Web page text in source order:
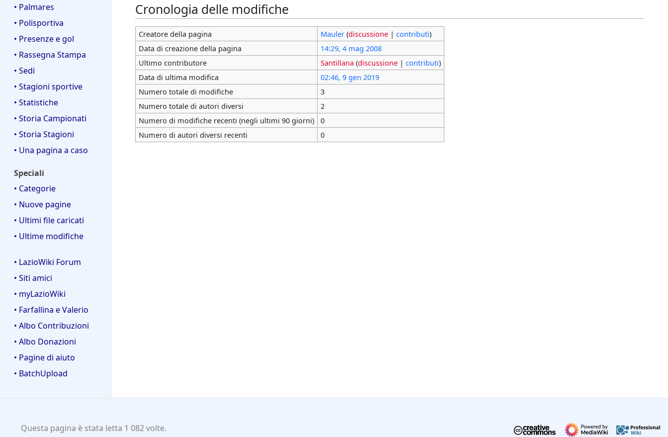
• Palmares
• Polisportiva
• Presenze e gol
• Rassegna Stampa
• Sedi
• Stagioni sportive
• Statistiche
• Storia Campionati
• Storia Stagioni
• Una pagina a caso
Speciali
• Categorie
• Nuove pagine
• Ultimi file caricati
• Ultime modifiche
• LazioWiki Forum
• Siti amici
• myLazioWiki
• Farfallina e Valerio
• Albo Contribuzioni
• Albo Donazioni
• Pagine di aiuto
• BatchUpload
Cronologia delle modifiche
Creatore della pagina Mauler (discussione| contributi)
Data di creazione della pagina
14:29, 4 mag 2008
Ultimo contributore
Santillana (discussione| contributi)
Data di ultima modifica
02:46, 9 gen 2019
Numero totale di modifiche
3
Numero totale di autori diversi
2
Numero di modifiche recenti (negli ultimi 90 giorni)
0
Numero di autori diversi recenti
0
Questa pagina è stata letta 1 082 volte.